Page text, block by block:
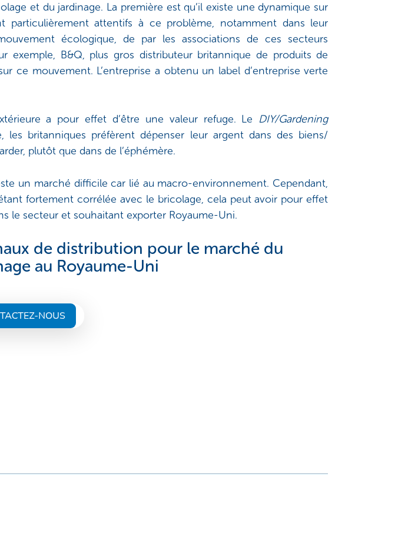
et du jardinage. La première est qu’il existe une dynamique sur
particulièrement attentifs à ce problème, notamment dans leur
écologique, de par les associations de ces secteurs
exemple, B&Q, plus gros distributeur britannique de produits de
ce mouvement. L’entreprise a obtenu un label d’entreprise verte
a pour effet d’être une valeur refuge. Le DIY/Gardening
les britanniques préfèrent dépenser leur argent dans des biens/
plutôt que dans de l’éphémère.
un marché difficile car lié au macro-environnement. Cependant,
fortement corrélée avec le bricolage, cela peut avoir pour effet
le secteur et souhaitant exporter Royaume-Uni.
de distribution pour le marché du
au Royaume-Uni